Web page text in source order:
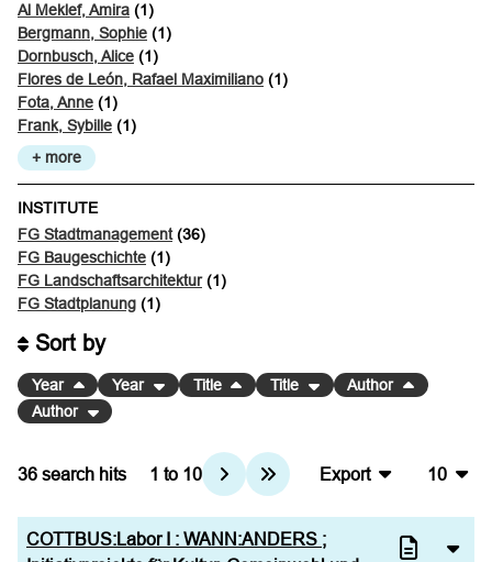
Al Meklef, Amira (1)
Bergmann, Sophie (1)
Dornbusch, Alice (1)
Flores de León, Rafael Maximiliano (1)
Fota, Anne (1)
Frank, Sybille (1)
+ more
INSTITUTE
FG Stadtmanagement(36)
FG Baugeschichte (1)
FG Landschaftsarchitektur(1)
FG Stadtplanung (1)
36 search hits 1 to 10
Export
10
20
Sort by
Year Year Title Title
Author
Author
COTTBUS:Labor I : WANN:ANDERS ;